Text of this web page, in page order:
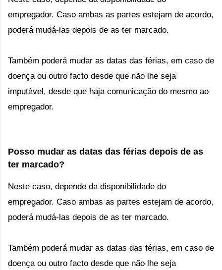
empregador. Caso ambas as partes estejam de acordo,
poderá mudá-las depois de as ter marcado.
Também poderá mudar as datas das férias, em caso de
doença ou outro facto desde que não lhe seja
imputável, desde que haja comunicação do mesmo ao
empregador.
Posso mudar as datas das férias depois de as
ter marcado?
Neste caso, depende da disponibilidade do
empregador. Caso ambas as partes estejam de acordo,
poderá mudá-las depois de as ter marcado.
Também poderá mudar as datas das férias, em caso de
doença ou outro facto desde que não lhe seja